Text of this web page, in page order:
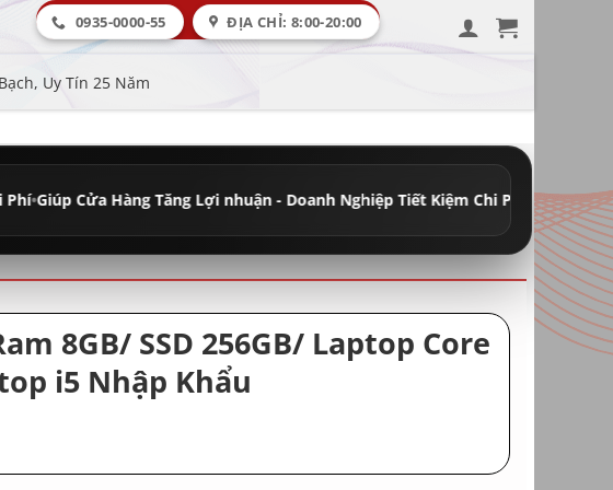
0935-0000-55 ĐỊA CHỈ: 8:00-20:00
Uy Tín 25 Năm
Hàng Tăng Lợi nhuận - Doanh Nghiệp Tiết Kiệm Chi Phí• Đầy Đủ Máy Học Tập -
8GB/ SSD 256GB/ Laptop Core
i5 Nhập Khẩu